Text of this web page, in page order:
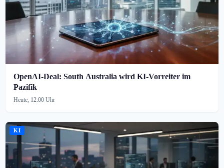
OpenAI-Deal: South Australia wird KI-Vorreiter im
Pazifik
Heute, 12:00 Uhr
KI